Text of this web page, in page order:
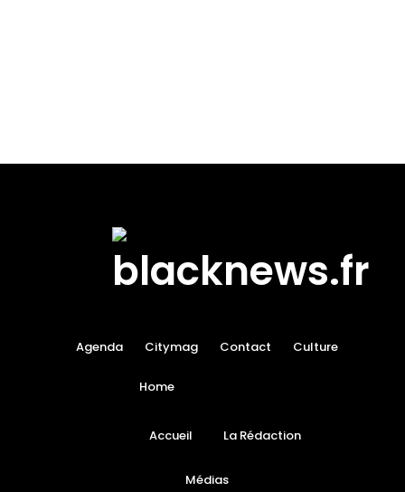
Agenda Citymag Contact Culture
Home
Accueil La Rédaction
Médias